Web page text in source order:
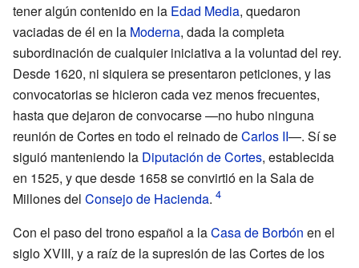
tener algún contenido en la Edad Media, quedaron
vaciadas de él en la Moderna, dada la completa
subordinación de cualquier iniciativa a la voluntad del rey.
Desde 1620, ni siquiera se presentaron peticiones, y las
convocatorias se hicieron cada vez menos frecuentes,
hasta que dejaron de convocarse —no hubo ninguna
reunión de Cortes en todo el reinado deCarlos II—. Sí se
siguió manteniendo la Diputación de Cortes, establecida
en 1525, y que desde 1658 se convirtió en laSala de
Millonesdel Consejo de Hacienda.
Con el paso del trono español a laCasa de Borbón en el
sigloXVIII, y a raíz de la supresión de las Cortes de los